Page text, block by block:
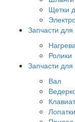
Щетки
Запчасти
Ролики
Запчасти
Вал
Лопатки